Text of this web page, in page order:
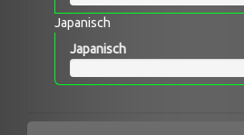
Japanisch
Japanisch